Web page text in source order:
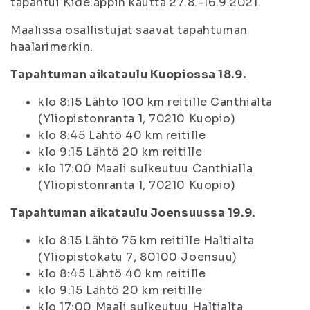
Maalissa osallistujat saavat tapahtuman
haalarimerkin.
Tapahtuman aikataulu Kuopiossa 18.9.
klo 8:15 Lähtö 100 km reitille Canthialta
(Yliopistonranta 1, 70210 Kuopio)
klo 8:45 Lähtö 40 km reitille
klo 9:15 Lähtö 20 km reitille
klo 17:00 Maali sulkeutuu Canthialla
(Yliopistonranta 1, 70210 Kuopio)
Tapahtuman aikataulu Joensuussa 19.9.
klo 8:15 Lähtö 75 km reitille Haltialta
(Yliopistokatu 7, 80100 Joensuu)
klo 8:45 Lähtö 40 km reitille
klo 9:15 Lähtö 20 km reitille
klo 17:00 Maali sulkeutuu Haltialta